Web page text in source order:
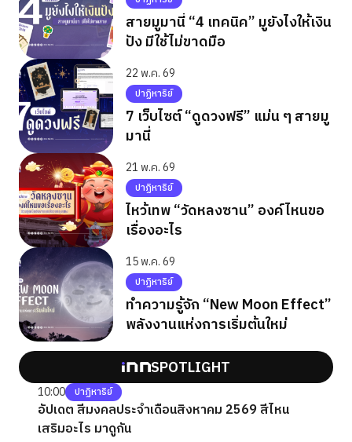
สายมูมานี่ “4 เทคนิค” มูยังไงให้เงิน
ปัง มีใช้ไม่ขาดมือ
22 พ.ค. 69
ปาฏิหาริย์
7 เว็บไซต์ “ดูดวงฟรี” แม่น ๆ สายมู
มานี่
21 พ.ค. 69
ปาฏิหาริย์
ไหว้เทพ “วัดหลงซาน” องค์ไหนขอ
เรื่องอะไร
15 พ.ค. 69
ปาฏิหาริย์
ทำความรู้จัก “New Moon Effect”
พลังงานแห่งการเริ่มต้นใหม่
SPOTLIGHT
10:00 ปาฏิหาริย์
อัปเดต สีมงคลประจำเดือนสิงหาคม 2569 สีไหน
เสริมอะไร มาดูกัน